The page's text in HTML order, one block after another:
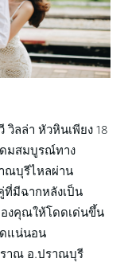
ลล่า หัวหินเพียง 18
มสมบูรณ์ทาง
ณบุรีไหลผ่าน
มีฉากหลังเป็น
งคุณให้โดดเด่นขึ้น
แน่นอน
าณ อ.ปราณบุรี